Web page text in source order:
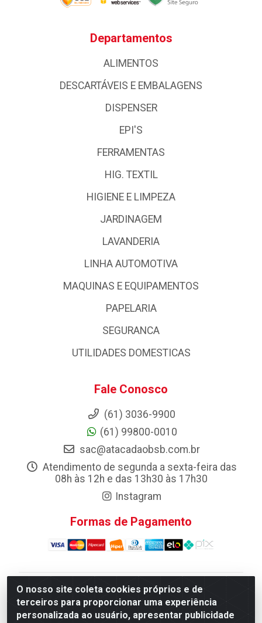
O nosso site coleta cookies próprios e de
terceiros para proporcionar uma experiência
personalizada ao usuário, apresentar publicidade
Departamentos
ALIMENTOS
DESCARTÁVEIS E EMBALAGENS
DISPENSER
EPI'S
FERRAMENTAS
HIG. TEXTIL
HIGIENE E LIMPEZA
JARDINAGEM
LAVANDERIA
LINHA AUTOMOTIVA
MAQUINAS E EQUIPAMENTOS
PAPELARIA
SEGURANCA
UTILIDADES DOMESTICAS
Fale Conosco
(61) 3036-9900
(61) 99800-0010
sac@atacadaobsb.com.br
Atendimento de segunda a sexta-feira das
08h às 12h e das 13h30 às 17h30
Instagram
Formas de Pagamento
Atacadao da Limpeza F. Pereira Queiroz Comercio e
Distribuicao LTDA - Quadra Qi 10 Lotes 39 e, 41 - Setor
Industrial (Taguatinga), Brasília/DF - CEP 72.135-100 -